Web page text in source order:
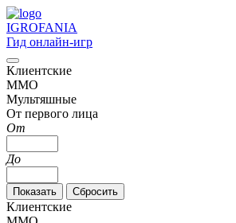
IGROFANIA
Гид онлайн-игр
Клиентские
MMO
Мультяшные
От первого лица
От
До
Клиентские